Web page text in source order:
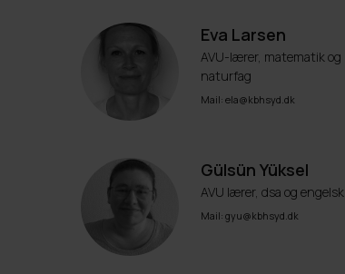
Eva Larsen
AVU-lærer, matematik og
naturfag
Mail: ela@kbhsyd.dk
Gülsün Yüksel
AVU lærer, dsa og engelsk
Mail: gyu@kbhsyd.dk